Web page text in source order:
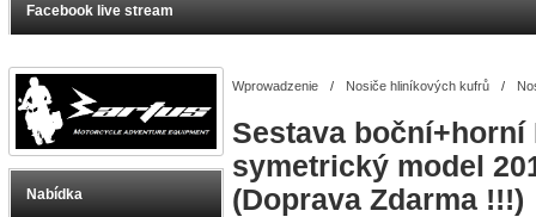
Facebook live stream
Nabídka
Wprowadzenie / Nosiče hliníkových kufrů /
Sestava boční+horní
symetrický model
(Doprava Zdarma !!!)